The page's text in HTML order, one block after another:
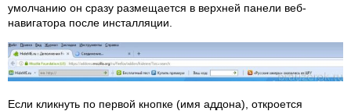
умолчанию он сразу размещается в верхней панели веб-
навигатора после инсталляции.
Если кликнуть по первой кнопке (имя аддона), откроется